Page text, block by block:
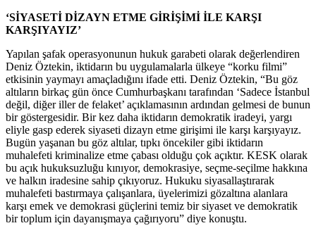
‘SİYASETİ DİZAYN ETME GİRİŞİMİ İLE KARŞI
KARŞIYAYIZ’
Yapılan şafak operasyonunun hukuk garabeti olarak değerlendiren
Deniz Öztekin, iktidarın bu uygulamalarla ülkeye “korku filmi”
etkisinin yaymayı amaçladığını ifade etti. Deniz Öztekin, “Bu göz
altıların birkaç gün önce Cumhurbaşkanı tarafından ‘Sadece İstanbul
değil, diğer iller de felaket’ açıklamasının ardından gelmesi de bunun
bir göstergesidir. Bir kez daha iktidarın demokratik iradeyi, yargı
eliyle gasp ederek siyaseti dizayn etme girişimi ile karşı karşıyayız.
Bugün yaşanan bu göz altılar, tıpkı öncekiler gibi iktidarın
muhalefeti kriminalize etme çabası olduğu çok açıktır. KESK olarak
bu açık hukuksuzluğu kınıyor, demokrasiye, seçme-seçilme hakkına
ve halkın iradesine sahip çıkıyoruz. Hukuku siyasallaştırarak
muhalefeti bastırmaya çalışanlara, üyelerimizi gözaltına alanlara
karşı emek ve demokrasi güçlerini temiz bir siyaset ve demokratik
bir toplum için dayanışmaya çağırıyoru” diye konuştu.